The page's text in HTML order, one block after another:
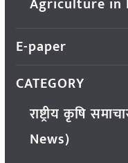
E-paper
CATEGORY
राष्ट्रीय कृषि
News)